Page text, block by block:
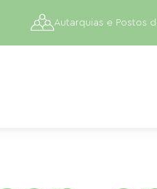
Autarquias e Postos